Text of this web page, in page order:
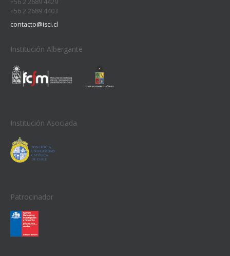
+56 2 2689 4403
contacto@isci.cl
Institución Albergante
Institución Asociada
Patrocinador